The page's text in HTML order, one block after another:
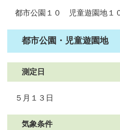
都市公園１０ 児童遊園地１
都市公園・児童遊園地
測定日
５月１３日
気象条件